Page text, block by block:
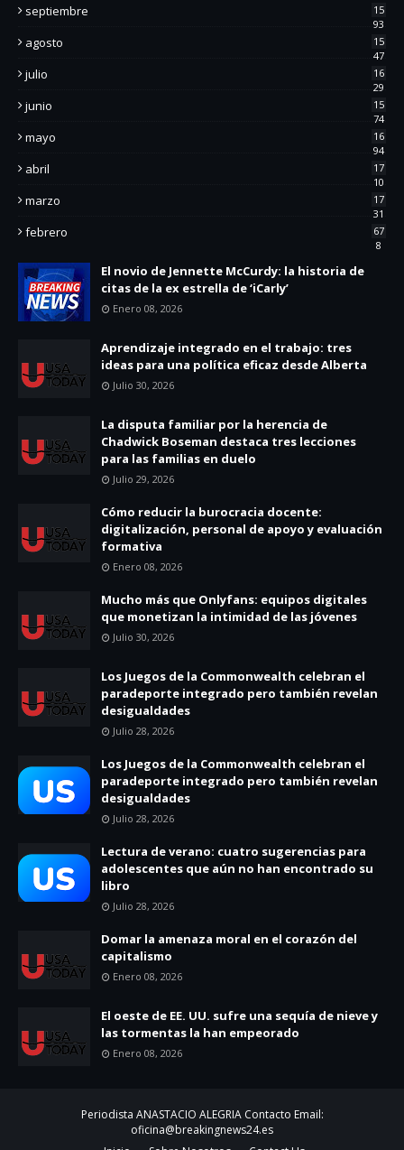
septiembre
15
93
agosto
15
47
julio
16
29
junio
15
74
mayo
16
94
abril
17
10
marzo
17
31
febrero
67
8
El novio de Jennette McCurdy: la historia de
citas de la ex estrella de ‘iCarly’
Enero 08, 2026
Aprendizaje integrado en el trabajo: tres
ideas para una política eficaz desde Alberta
Julio 30, 2026
La disputa familiar por la herencia de
Chadwick Boseman destaca tres lecciones
para las familias en duelo
Julio 29, 2026
Cómo reducir la burocracia docente:
digitalización, personal de apoyo y evaluación
formativa
Enero 08, 2026
Mucho más que Onlyfans: equipos digitales
que monetizan la intimidad de las jóvenes
Julio 30, 2026
Los Juegos de la Commonwealth celebran el
paradeporte integrado pero también revelan
desigualdades
Julio 28, 2026
Los Juegos de la Commonwealth celebran el
paradeporte integrado pero también revelan
desigualdades
Julio 28, 2026
Lectura de verano: cuatro sugerencias para
adolescentes que aún no han encontrado su
libro
Julio 28, 2026
Domar la amenaza moral en el corazón del
capitalismo
Enero 08, 2026
El oeste de EE. UU. sufre una sequía de nieve y
las tormentas la han empeorado
Enero 08, 2026
Periodista ANASTACIO ALEGRIA Contacto Email:
oficina@breakingnews24.es